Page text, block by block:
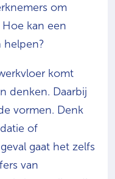
om
kan een
helpen?
komt
denken. Daarbij
vormen. Denk
of
gaat het zelfs
van